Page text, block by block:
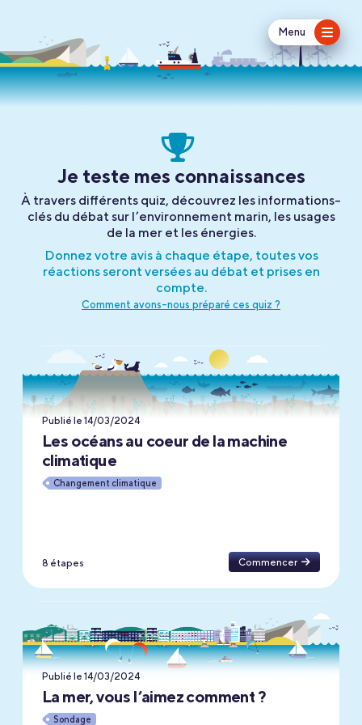
Je teste mes connaissances
À travers différents quiz, découvrez les informations-
clés du débat sur l’environnement marin, les usages
de la mer et les énergies.
Donnez votre avis à chaque étape, toutes vos
réactions seront versées au débat et prises en
compte.
Comment avons-nous préparé ces quiz ?
Publié le 14/03/2024
Les océans au coeur de la machine
climatique
Changement climatique
8 étapes Commencer
Publié le 14/03/2024
La mer, vous l’aimez comment ?
Sondage
Menu